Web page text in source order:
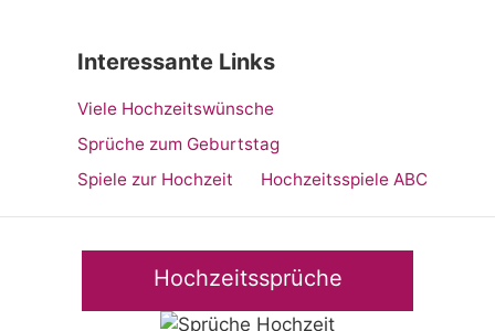
Interessante Links
Viele Hochzeitswünsche
Sprüche zum Geburtstag
Spiele zur Hochzeit
Hochzeitsspiele ABC
Hochzeitssprüche